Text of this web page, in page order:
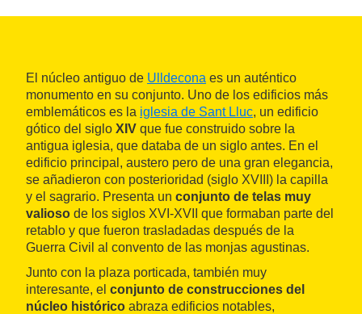
El núcleo antiguo de Ulldecona es un auténtico
monumento en su conjunto. Uno de los edificios más
emblemáticos es la iglesia de Sant Lluc, un edificio
gótico del siglo XIV que fue construido sobre la
antigua iglesia, que databa de un siglo antes. En el
edificio principal, austero pero de una gran elegancia,
se añadieron con posterioridad (siglo XVIII) la capilla
y el sagrario. Presenta un conjunto de telas muy
valioso de los siglos XVI-XVII que formaban parte del
retablo y que fueron trasladadas después de la
Guerra Civil al convento de las monjas agustinas.
Junto con la plaza porticada, también muy
interesante, el conjunto de construcciones del
núcleo histórico abraza edificios notables,